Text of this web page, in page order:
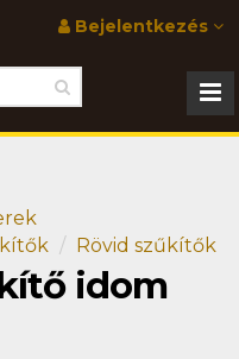
Bejelentkezés
Rövid szűkítők
idom